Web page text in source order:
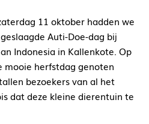
11 oktober hadden we
Auti-Doe-dag bij
Indonesia in Kallenkote. Op
mooie herfstdag genoten
bezoekers van al het
dat deze kleine dierentuin te